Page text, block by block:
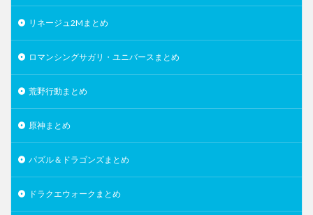
リネージュ2Mまとめ
ロマンシングサガリ・ユニバースまとめ
荒野行動まとめ
原神まとめ
パズル＆ドラゴンズまとめ
ドラクエウォークまとめ